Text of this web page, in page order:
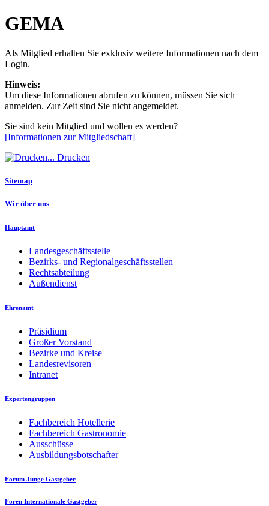
GEMA
Als Mitglied erhalten Sie exklusiv weitere Informationen nach dem
Login.
Hinweis:
Um diese Informationen abrufen zu können, müssen Sie sich
anmelden. Zur Zeit sind Sie nicht angemeldet.
Sie sind kein Mitglied und wollen es werden?
[Informationen zur Mitgliedschaft]
Drucken
Sitemap
Wir über uns
Hauptamt
Landesgeschäftsstelle
Bezirks- und Regionalgeschäftsstellen
Rechtsabteilung
Außendienst
Ehrenamt
Präsidium
Großer Vorstand
Bezirke und Kreise
Landesrevisoren
Intranet
Expertengruppen
Fachbereich Hotellerie
Fachbereich Gastronomie
Ausschüsse
Ausbildungsbotschafter
Forum Junge Gastgeber
Foren Internationale Gastgeber